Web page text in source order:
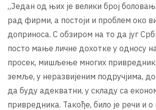
„Један од њих је велики број
рад фирми, а постоји и проблем око
доприноса. С обзиром на то да југ
посто мање личне дохотке у односу
просек, мишљење многих привредника
земље, у неразвијеним подручјима,
да буду адекватни, у складу са
привредника. Такође, било је речи и о